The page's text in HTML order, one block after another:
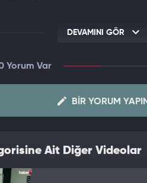
DEVAMINI GÖR
Yorum Var
BIR YORUM YAPIN
Ait Diğer Videolar